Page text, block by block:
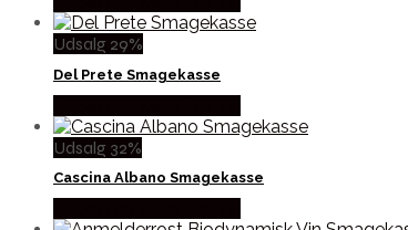
Udsalg 29%
Del Prete Smagekasse
Udsalg 32%
Cascina Albano Smagekasse